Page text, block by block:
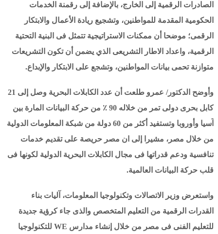
الصادرات الرقمية إلى الخارج، بالإضافة إلى رقمنة الخدمات
الحكومية المقدمة للمواطنين، وتشجيع ريادة الأعمال والابتكار
الرقمى؛ موضحا أن ممكنات الاستراتيجية تتمثل فى البنية التحتية
الرقمية، واعداد الاطار التشريعى الذي يضمن أن تكون التشريعات
متوازنة تحمى بيانات المواطنين، وتشجع على الابتكار والإبداع.
وأوضح الدكتور/ عمرو طلعت أن عدد الكابلات البحرية وصل إلى 21
كابل بحرى دولى تمر من خلاله 90 ٪ من حركة البيانات المارة بين
آسيا وأوروبا وتستفيد أكثر من 60 دولة من شبكة المعلومات الدولية
من خلال مصر، مشيرا إلى ان مصر حريصة على تقديم خدمات
تنافسية ودعم قدراتها فى مجال الكابلات البحرية الدولية لكونها فى
قلب حركة البيانات العالمية.
واستعرض وزير الاتصالات وتكنولوجيا المعلومات، آليات بناء
القدرات الرقمية من التعليم المتخصص والذى جاء كرؤية جديدة
للتعليم الفنى فى مصر من خلال إنشاء مدارس WE للتكنولوجيا